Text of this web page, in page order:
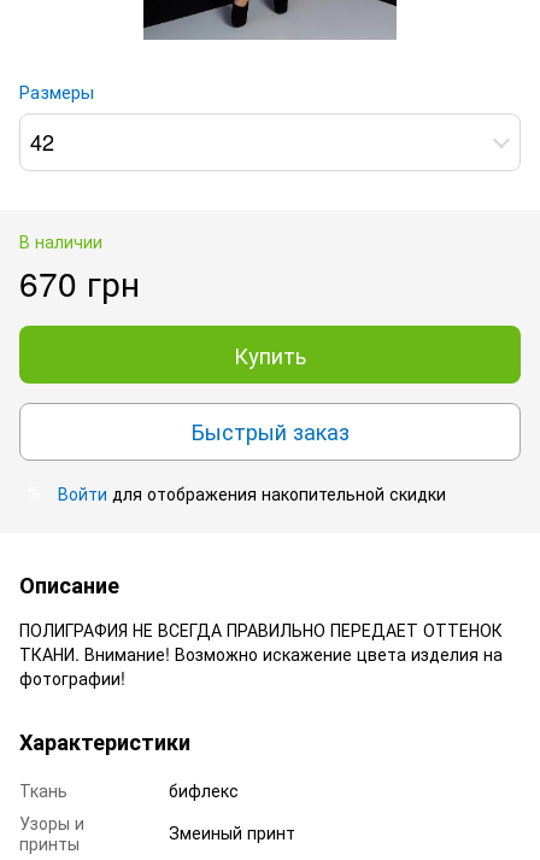
Размеры
42
В наличии
670 грн
Купить
Быстрый заказ
Войти для отображения накопительной скидки
Описание
ПОЛИГРАФИЯ НЕ ВСЕГДА ПРАВИЛЬНО ПЕРЕДАЕТ ОТТЕНОК
ТКАНИ. Внимание! Возможно искажение цвета изделия на
фотографии!
Характеристики
Ткань
бифлекс
Узоры и
принты
Змеиный принт